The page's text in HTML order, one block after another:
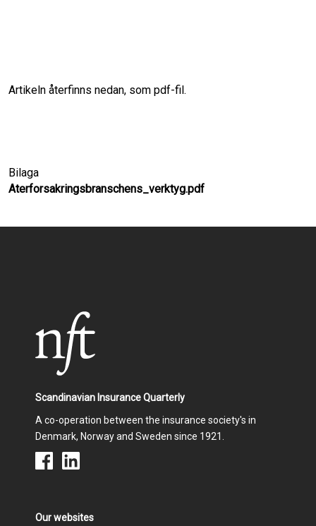
Artikeln återfinns nedan, som pdf-fil.
Bilaga
Aterforsakringsbranschens_verktyg.pdf
Scandinavian Insurance Quarterly
A co-operation between the insurance society's in
Denmark, Norway and Sweden since 1921.
Our websites